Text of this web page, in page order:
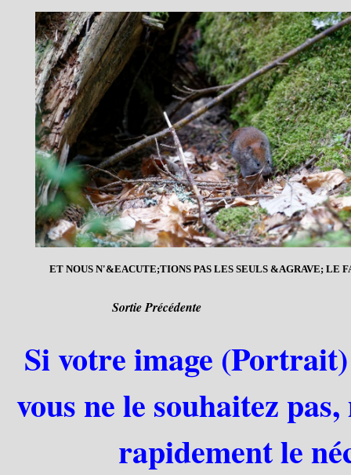
ET NOUS N'&EACUTE;TIONS PAS LES SEULS &AGRAVE; LE
Sortie Précédente
Si votre image
vous ne le souhaitez
rapidement le